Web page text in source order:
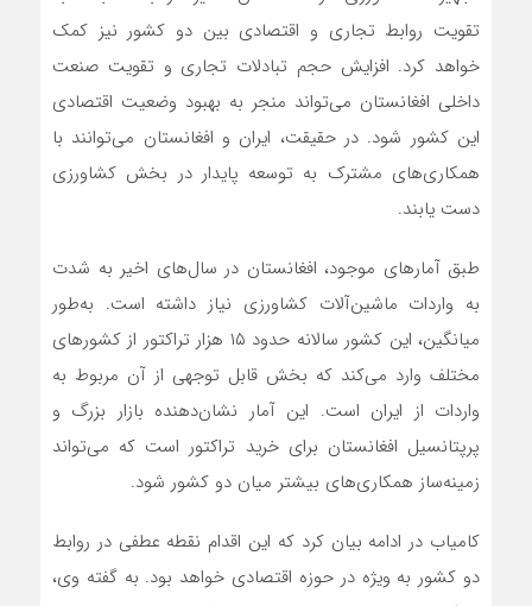
تقویت روابط تجاری و اقتصادی بین دو کشور نیز کمک
خواهد کرد. افزایش حجم تبادلات تجاری و تقویت صنعت
داخلی افغانستان می‌تواند منجر به بهبود وضعیت اقتصادی
این کشور شود. در حقیقت، ایران و افغانستان می‌توانند با
همکاری‌های مشترک به توسعه پایدار در بخش کشاورزی
دست یابند.
طبق آمارهای موجود، افغانستان در سال‌های اخیر به شدت
به واردات ماشین‌آلات کشاورزی نیاز داشته است. به‌طور
میانگین، این کشور سالانه حدود ۱۵ هزار تراکتور از کشورهای
مختلف وارد می‌کند که بخش قابل توجهی از آن مربوط به
واردات از ایران است. این آمار نشان‌دهنده بازار بزرگ و
پرپتانسیل افغانستان برای خرید تراکتور است که می‌تواند
زمینه‌ساز همکاری‌های بیشتر میان دو کشور شود.
کامیاب در ادامه بیان کرد که این اقدام نقطه عطفی در روابط
دو کشور به ویژه در حوزه اقتصادی خواهد بود. به گفته وی،